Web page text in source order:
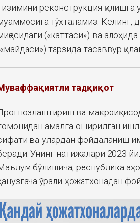
реконструкция
тўхталамиз. Келинг,
(«каттаси») ва
тарзида тасаввур
тадқиқот
ва
амалга оширилган
ва улардан фойдаланиш
Унинг натижалари 2023
бўлишича, республика
ўрали ҳожатхонадан